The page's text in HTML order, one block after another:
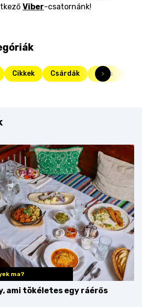
Viber-csatornánk!
Cikkek Csárdák Friss
ma?
ami tökéletes egy ráérős